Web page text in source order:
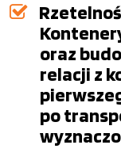
oraz
relacji z
po